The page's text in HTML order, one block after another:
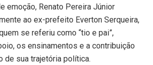
emoção, Renato Pereira Júnior
ao ex-prefeito Everton Serqueira,
se referiu como “tio e pai”,
os ensinamentos e a contribuição
de sua trajetória política.